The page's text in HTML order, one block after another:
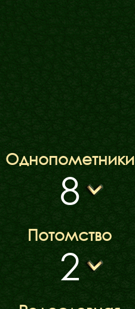
Однопометники
8
Потомство
2